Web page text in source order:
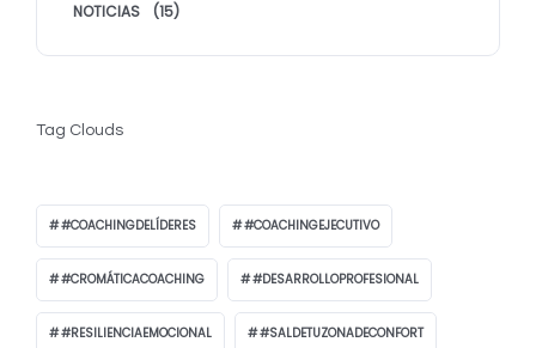
NOTICIAS (15)
Tag Clouds
#COACHINGDELÍDERES #COACHINGEJECUTIVO
#CROMÁTICACOACHING #DESARROLLOPROFESIONAL
#RESILIENCIAEMOCIONAL #SALDETUZONADECONFORT